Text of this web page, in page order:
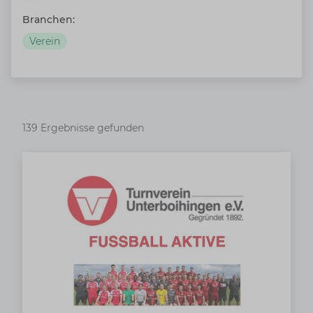
Branchen:
Verein
139 Ergebnisse gefunden